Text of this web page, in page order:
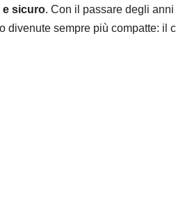
e sicuro. Con il passare degli anni
divenute sempre più compatte: il